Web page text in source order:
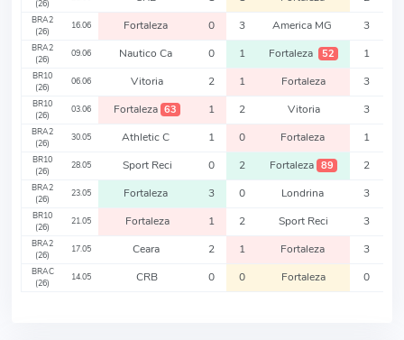
(26)
BRA2
(26)
16.06 Fortaleza 0 3 America MG 3
BRA2
(26)
09.06 Nautico Ca 0 1 Fortaleza 52 1
BR10
(26)
06.06 Vitoria 2 1 Fortaleza 3
BR10
(26)
03.06 Fortaleza 63 1 2 Vitoria 3
BRA2
(26)
30.05 Athletic C 1 0 Fortaleza 1
BR10
(26)
28.05 Sport Reci 0 2 Fortaleza 89 2
BRA2
(26)
23.05 Fortaleza 3 0 Londrina 3
BR10
(26)
21.05 Fortaleza 1 2 Sport Reci 3
BRA2
(26)
17.05 Ceara 2 1 Fortaleza 3
BRAC
(26)
14.05 CRB 0 0 Fortaleza 0